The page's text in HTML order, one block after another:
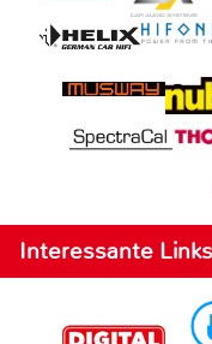
Interessante